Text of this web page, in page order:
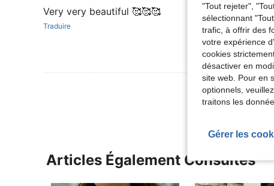
Very very beautiful 🥰🥰🥰
Traduire
Voir Plus
Articles Également Consultés
"Tout rejeter",
sélectionnant
trafic, à offrir des
votre expérience
cookies
désactiver en
site web. Pour en
optionnels,
traitons les
Gérer les